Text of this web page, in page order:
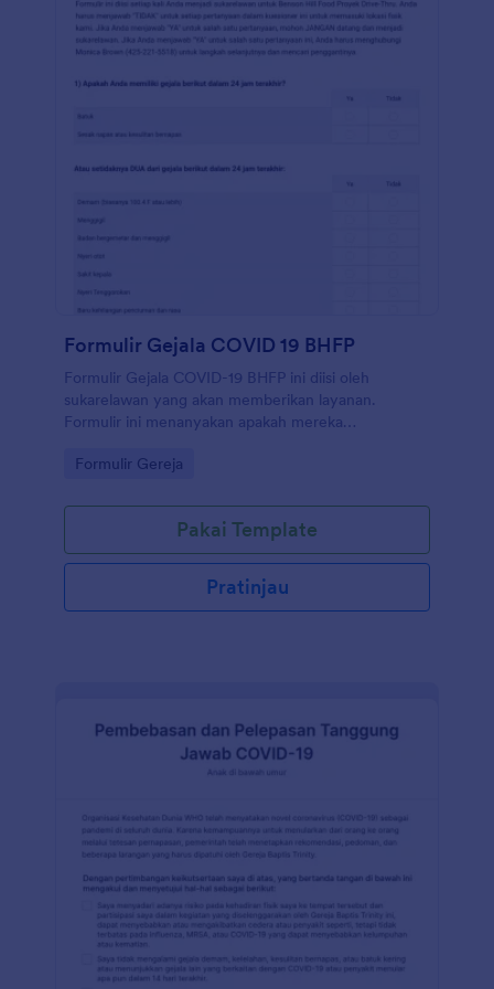
Formulir Gejala COVID 19 BHFP
Formulir Gejala COVID-19 BHFP ini diisi oleh
sukarelawan yang akan memberikan layanan.
Formulir ini menanyakan apakah mereka
telah kontak dekat dengan seseorang yang telah
negeri. Dengan formulir ini, sukarelawan dapat
mengambil pencegahan dalam penyebaran Covid-19
di komunitas. Gunakan Pembuat Formulir seret dan
lepas kami untuk mengubah Formulir Gejala Covid-
19 BHFP agar sesuai dengan kebutuhan Anda,
Drive, Dropbox, Slack, dan banyak lainnya. Salin
formulir ini dan segera gunakan di Jotform!
Go to Category:
Formulir Gereja
Pakai Template
Pratinjau